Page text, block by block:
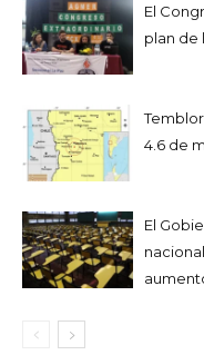
El
plan de
4.6 de
El